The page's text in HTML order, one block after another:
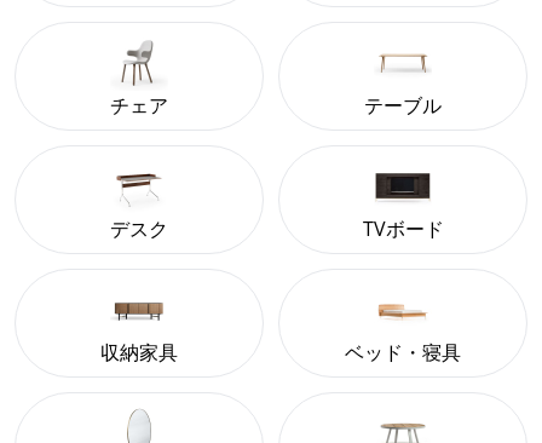
チェア テーブル
デスク TVボード
収納家具 ベッド・寝具